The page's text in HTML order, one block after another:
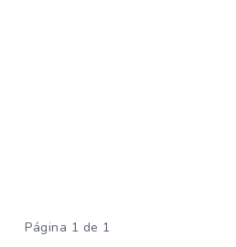
Página 1 de 1